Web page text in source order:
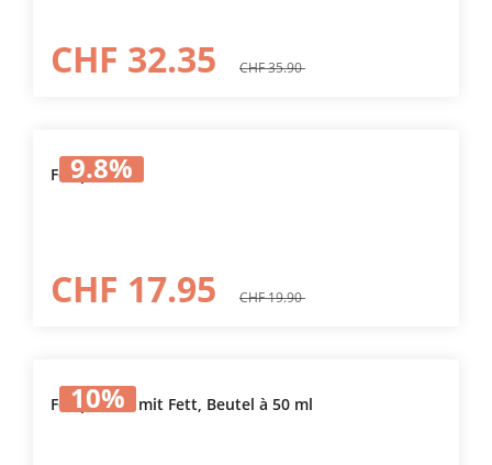
CHF 32.35 CHF 35.90
9.8%
Fettpresse
CHF 17.95 CHF 19.90
10%
Fettpresse, mit Fett, Beutel à 50 ml